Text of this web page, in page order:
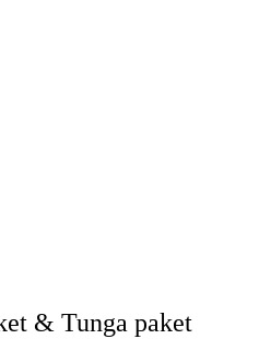
& Tunga paket